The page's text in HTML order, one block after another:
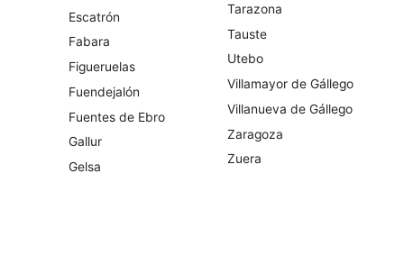
Escatrón
Fabara
Figueruelas
Fuendejalón
Fuentes de Ebro
Gallur
Gelsa
Tarazona
Tauste
Utebo
Villamayor de Gállego
Villanueva de Gállego
Zaragoza
Zuera